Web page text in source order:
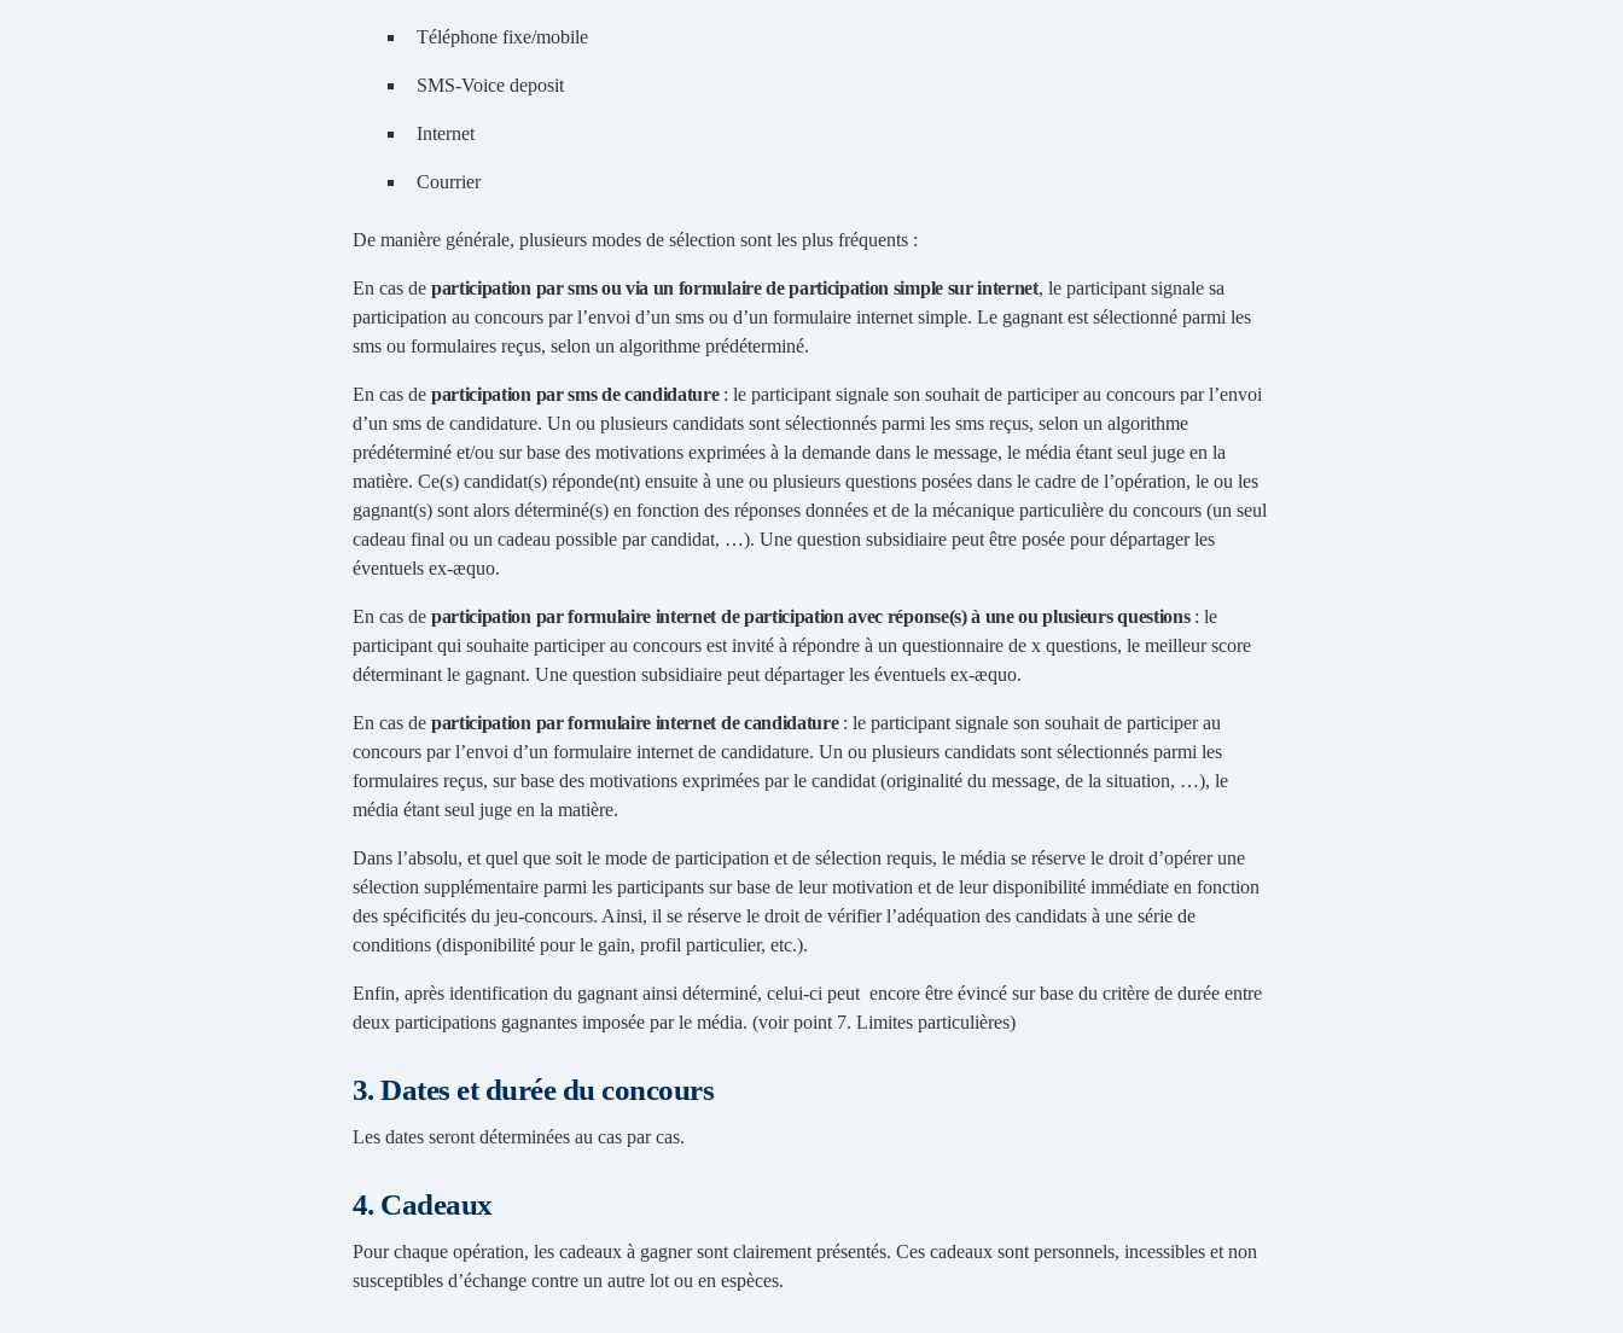
Téléphone fixe/mobile
SMS-Voice deposit
Internet
Courrier
De manière générale, plusieurs modes de sélection sont les plus fréquents :
En cas de participation par sms ou via un formulaire de participation simple sur internet, le participant signale sa
participation au concours par l’envoi d’un sms ou d’un formulaire internet simple. Le gagnant est sélectionné parmi les
sms ou formulaires reçus, selon un algorithme prédéterminé.
En cas de participation par sms de candidature: le participant signale son souhait de participer au concours par l’envoi
d’un sms de candidature. Un ou plusieurs candidats sont sélectionnés parmi les sms reçus, selon un algorithme
prédéterminé et/ou sur base des motivations exprimées à la demande dans le message, le média étant seul juge en la
matière. Ce(s) candidat(s) réponde(nt) ensuite à une ou plusieurs questions posées dans le cadre de l’opération, le ou les
gagnant(s) sont alors déterminé(s) en fonction des réponses données et de la mécanique particulière du concours (un seul
cadeau final ou un cadeau possible par candidat, …). Une question subsidiaire peut être posée pour départager les
éventuels ex-æquo.
En cas de participation par formulaire internet de participation avec réponse(s) à une ou plusieurs questions: le
participant qui souhaite participer au concours est invité à répondre à un questionnaire de x questions, le meilleur score
déterminant le gagnant. Une question subsidiaire peut départager les éventuels ex-æquo.
En cas de participation par formulaire internet de candidature: le participant signale son souhait de participer au
concours par l’envoi d’un formulaire internet de candidature. Un ou plusieurs candidats sont sélectionnés parmi les
formulaires reçus, sur base des motivations exprimées par le candidat (originalité du message, de la situation, …), le
média étant seul juge en la matière.
Dans l’absolu, et quel que soit le mode de participation et de sélection requis, le média se réserve le droit d’opérer une
sélection supplémentaire parmi les participants sur base de leur motivation et de leur disponibilité immédiate en fonction
des spécificités du jeu-concours. Ainsi, il se réserve le droit de vérifier l’adéquation des candidats à une série de
conditions (disponibilité pour le gain, profil particulier, etc.).
Enfin, après identification du gagnant ainsi déterminé, celui-ci peut encore être évincé sur base du critère de durée entre
deux participations gagnantes imposée par le média. (voir point 7. Limites particulières)
3. Dates et durée du concours
Les dates seront déterminées au cas par cas.
4. Cadeaux
Pour chaque opération, les cadeaux à gagner sont clairement présentés. Ces cadeaux sont personnels, incessibles et non
susceptibles d’échange contre un autre lot ou en espèces.